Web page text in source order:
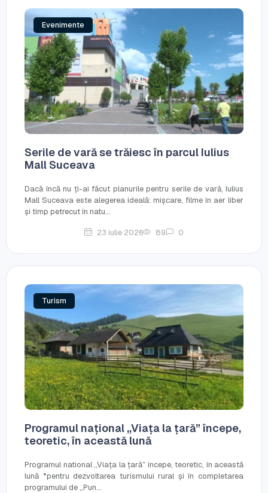
Evenimente
Serile de vară se trăiesc în parcul Iulius
Mall Suceava
Dacă încă nu ți-ai făcut planurile pentru serile de vară, Iulius
Mall Suceava este alegerea ideală: mișcare, filme în aer liber
și timp petrecut în natu...
23 iulie 2026 89 0
Turism
Programul național ,,Viața la țară” începe,
teoretic, în această lună
Programul national ,,Viața la țară” începe, teoretic, în această
lună *pentru dezvoltarea turismului rural și în completarea
programului de ,,Pun...